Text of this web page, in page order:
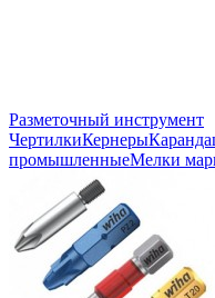
Разметочный инструмент
ЧертилкиКернеры
промышленныеМелки